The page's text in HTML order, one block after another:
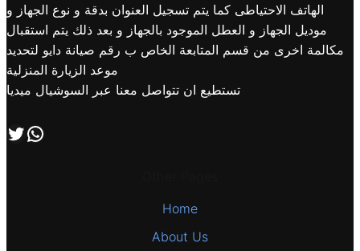
الهاتف الاحتياطى كما يتم تسجيل العنوان بدقة و نوع الجهاز و
موديل الجهاز و العطل الموجود بالجهاز و بعد ذلك يتم استقبال
مكالمة اخرى من قسم المتابعة الخاص ب رقم صيانة دايو لتحديد
موعد الزيارة المنزلية
تستطيع ان تتواصل معنا عبر السوشيال ميديا
تابعنا علي صفحة التويتر اتصل بنا علي طريق الوتساب
Home
About Us